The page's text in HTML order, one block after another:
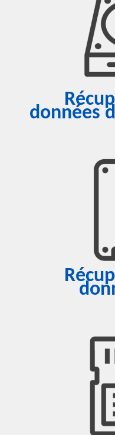
données